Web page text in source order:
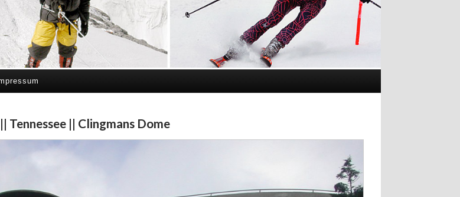
Tennessee || Clingmans Dome